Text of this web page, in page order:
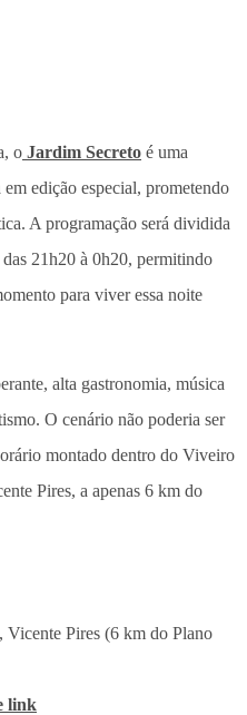
o Jardim Secreto é uma
edição especial, prometendo
A programação será dividida
21h20 à 0h20, permitindo
para viver essa noite
alta gastronomia, música
O cenário não poderia ser
montado dentro do Viveiro
Pires, a apenas 6 km do
Vicente Pires (6 km do Plano
link